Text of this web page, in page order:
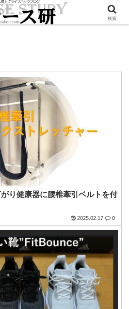
信中！是非フォローお願いします
り健康器に腰椎牽引ベルトを付
2025.02.17 0
検索